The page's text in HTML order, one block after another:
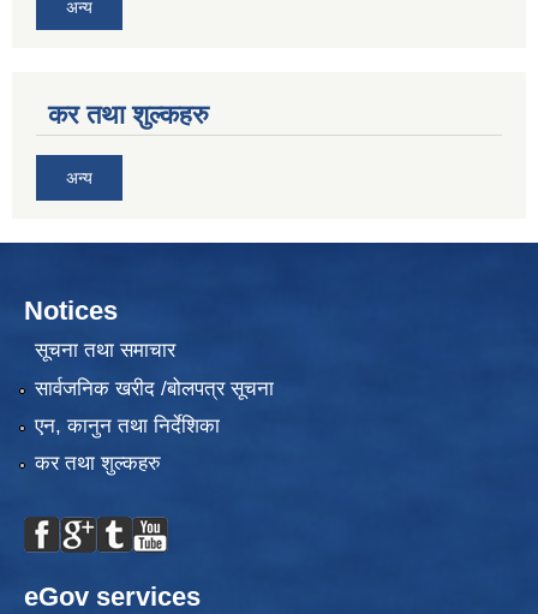
अन्य
कर तथा शुल्कहरु
अन्य
Notices
सूचना तथा समाचार
सार्वजनिक खरीद /बोलपत्र सूचना
एन, कानुन तथा निर्देशिका
कर तथा शुल्कहरु
eGov services